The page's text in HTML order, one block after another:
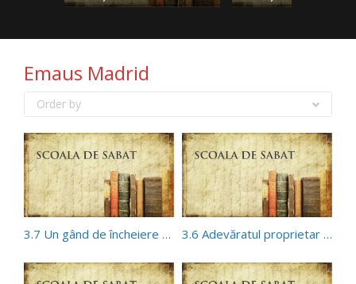
Emaus Madrid
Order by
3.7 Un gând de încheiere (st3 Dumnezeu sau banii?) 3.6 Adevăratul proprietar (st3 Dumnezeu sau banii?)